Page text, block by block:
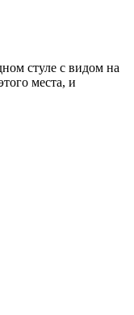
стуле с видом на
места, и